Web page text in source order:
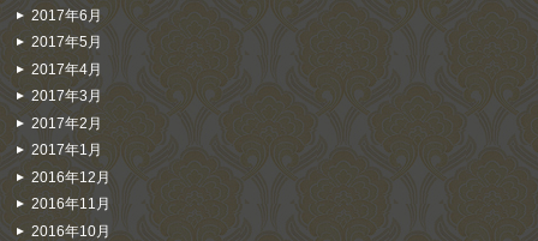
2017年6月
2017年5月
2017年4月
2017年3月
2017年2月
2017年1月
2016年12月
2016年11月
2016年10月